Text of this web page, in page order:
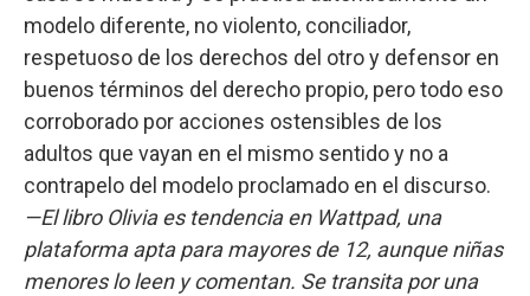
modelo diferente, no violento, conciliador,
respetuoso de los derechos del otro y defensor en
buenos términos del derecho propio, pero todo eso
corroborado por acciones ostensibles de los
adultos que vayan en el mismo sentido y no a
contrapelo del modelo proclamado en el discurso.
—El libro Olivia es tendencia en Wattpad, una
plataforma apta para mayores de 12, aunque niñas
menores lo leen y comentan. Se transita por una